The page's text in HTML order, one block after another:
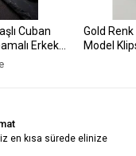
Cuban
Erkek
Gold
Model
en kısa sürede elinize